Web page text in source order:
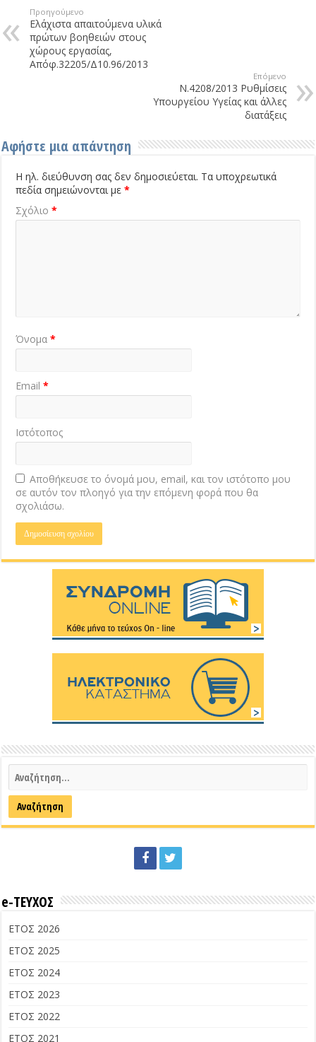
Προηγούμενο
Ελάχιστα απαιτούμενα υλικά
πρώτων βοηθειών στους
χώρους εργασίας,
Απόφ.32205/Δ10.96/2013
Επόμενο
Ν.4208/2013 Ρυθμίσεις
Υπουργείου Υγείας και άλλες
διατάξεις
Αφήστε μια απάντηση
Η ηλ. διεύθυνση σας δεν δημοσιεύεται. Τα υποχρεωτικά
πεδία σημειώνονται με*
Σχόλιο*
Όνομα*
Email*
Ιστότοπος
Αποθήκευσε το όνομά μου, email, και τον ιστότοπο μου
σε αυτόν τον πλοηγό για την επόμενη φορά που θα
σχολιάσω.
e-ΤΕΥΧΟΣ
ΕΤΟΣ 2026
ΕΤΟΣ 2025
ΕΤΟΣ 2024
ΕΤΟΣ 2023
ΕΤΟΣ 2022
ΕΤΟΣ 2021